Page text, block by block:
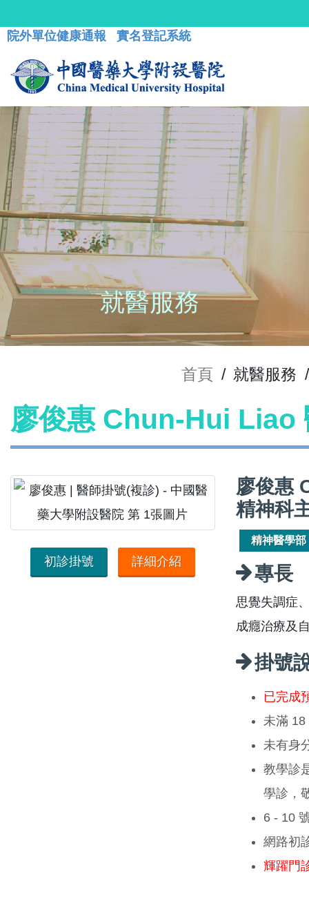
院外單位健康通報 實名登記系統
就醫服務
首頁 / 就醫服務 /
廖俊惠 Chun-Hui Liao
初診掛號 詳細介紹
廖俊惠
精神科
精神醫學部
專長
思覺失調症
成癮治療及
掛號
已完成
未滿 18
未有身
教學診
學診，
6 - 10
網路初
輝躍門